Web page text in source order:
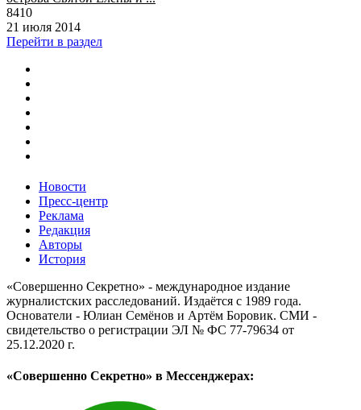
8410
21 июля 2014
Перейти в раздел
Новости
Пресс-центр
Реклама
Редакция
Авторы
История
«Совершенно Секретно» - международное издание
журналистских расследований. Издаётся с 1989 года.
Основатели - Юлиан Семёнов и Артём Боровик. CМИ -
свидетельство о регистрации ЭЛ № ФС 77-79634 от
25.12.2020 г.
«Совершенно Секретно» в Мессенджерах: